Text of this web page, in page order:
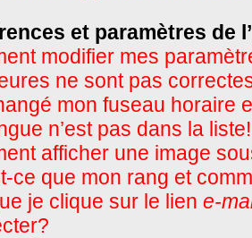
et paramètres de
modifier mes
ne sont pas
mon fuseau horaire
n’est pas dans la liste!
afficher une image
ce que mon rang et
je clique sur le lien e-